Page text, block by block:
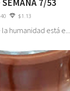
SEMANA 7/53
40 $1.13
la humanidad está e...